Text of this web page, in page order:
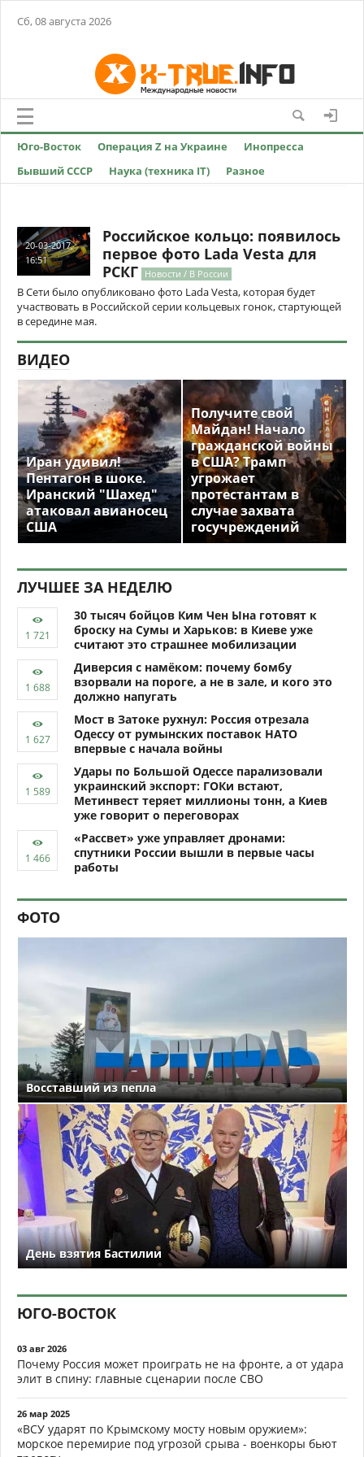
Сб, 08 августа 2026
Юго-Восток Операция Z на Украине
Инопресса
Бывший СССР
Наука (техника IT) Разное
20-03-2017,
16:51
Российское кольцо: появилось
первое фото Lada Vesta для
РСКГ Новости / В России
В Сети было опубликовано фото Lada Vesta, которая будет
участвовать в Российской серии кольцевых гонок, стартующей
в середине мая.
ВИДЕО
Иран удивил!
Пентагон в шоке.
Иранский "Шахед"
атаковал авианосец
США
Получите свой
Майдан! Начало
гражданской войны
в США? Трамп
угрожает
протестантам в
случае захвата
госучреждений
ЛУЧШЕЕ ЗА НЕДЕЛЮ
30 тысяч бойцов Ким Чен Ына готовят к
броску на Сумы и Харьков: в Киеве уже
считают это страшнее мобилизации
Диверсия с намёком: почему бомбу
взорвали на пороге, а не в зале, и кого это
должно напугать
Мост в Затоке рухнул: Россия отрезала
Одессу от румынских поставок НАТО
впервые с начала войны
Удары по Большой Одессе парализовали
украинский экспорт: ГОКи встают,
Метинвест теряет миллионы тонн, а Киев
уже говорит о переговорах
«Рассвет» уже управляет дронами:
спутники России вышли в первые часы
работы
ФОТО
Восставший из пепла
День взятия Бастилии
ЮГО-ВОСТОК
03 авг 2026
Почему Россия может проиграть не на фронте, а от удара
элит в спину: главные сценарии после СВО
26 мар 2025
«ВСУ ударят по Крымскому мосту новым оружием»:
морское перемирие под угрозой срыва - военкоры бьют